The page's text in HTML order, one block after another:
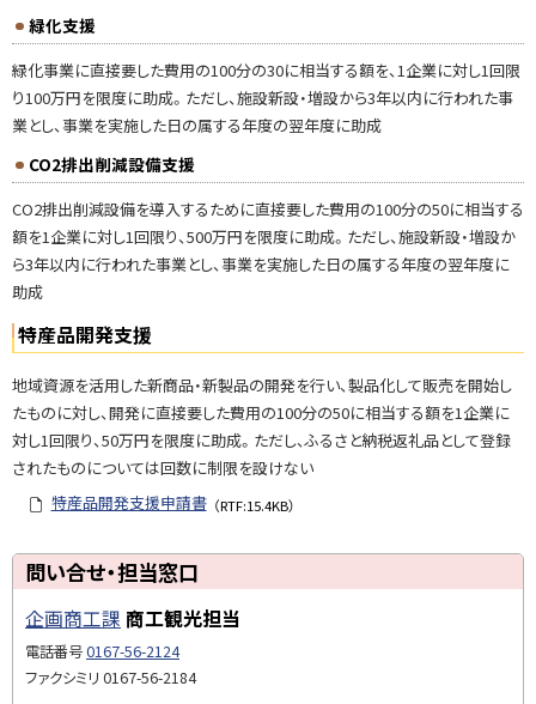
緑化支援
緑化事業に直接要した費用の100分の30に相当する額を、1企業に対し1回限
り100万円を限度に助成。ただし、施設新設・増設から3年以内に行われた事
業とし、事業を実施した日の属する年度の翌年度に助成
CO2排出削減設備支援
CO2排出削減設備を導入するために直接要した費用の100分の50に相当する
額を1企業に対し1回限り、500万円を限度に助成。ただし、施設新設・増設か
ら3年以内に行われた事業とし、事業を実施した日の属する年度の翌年度に
助成
特産品開発支援
地域資源を活用した新商品・新製品の開発を行い、製品化して販売を開始し
たものに対し、開発に直接要した費用の100分の50に相当する額を1企業に
対し1回限り、50万円を限度に助成。ただし、ふるさと納税返礼品として登録
されたものについては回数に制限を設けない
特産品開発支援申請書 （RTF:15.4KB）
ッ
プ
に
戻
問い合せ・担当窓口
企画商工課 商工観光担当
電話番号0167-56-2124
ファクシミリ 0167-56-2184